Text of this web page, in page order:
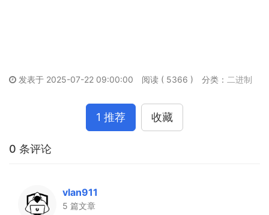
发表于 2025-07-22 09:00:00 阅读 ( 5366 ) 分类： 二进制
1 推荐 收藏
0 条评论
vlan911
5 篇文章